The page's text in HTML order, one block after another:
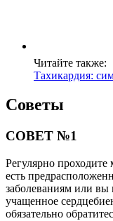
Читайте также:
Тахикардия:
Советы
СОВЕТ №1
Регулярно
есть
заболеваниям или
учащенное
обязательно